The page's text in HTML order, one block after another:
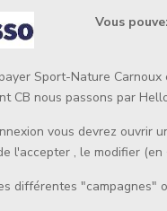
Vous pouvez
Sport-Nature
CB nous passons par
vous devrez ouvrir
l'accepter , le modifier
différentes "campagnes"